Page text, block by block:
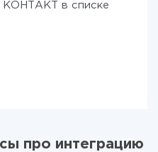
КОНТАКТ в списке
про интеграцию